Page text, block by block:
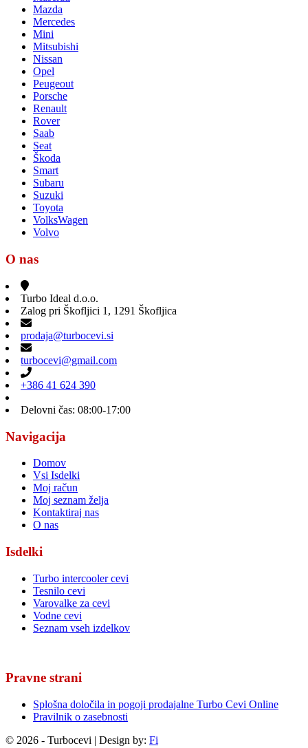
Mazda
Mercedes
Mini
Mitsubishi
Nissan
Opel
Peugeout
Porsche
Renault
Rover
Saab
Seat
Škoda
Smart
Subaru
Suzuki
Toyota
VolksWagen
Volvo
O nas
Turbo Ideal d.o.o.
Zalog pri Škofljici 1, 1291 Škofljica
prodaja@turbocevi.si
turbocevi@gmail.com
+386 41 624 390
Delovni čas: 08:00-17:00
Navigacija
Domov
Vsi Isdelki
Moj račun
Moj seznam želja
Kontaktiraj nas
O nas
Isdelki
Turbo intercooler cevi
Tesnilo cevi
Varovalke za cevi
Vodne cevi
Seznam vseh izdelkov
Pravne strani
Splošna določila in pogoji prodajalne Turbo Cevi Online
Pravilnik o zasebnosti
© 2026 - Turbocevi | Design by: Fi